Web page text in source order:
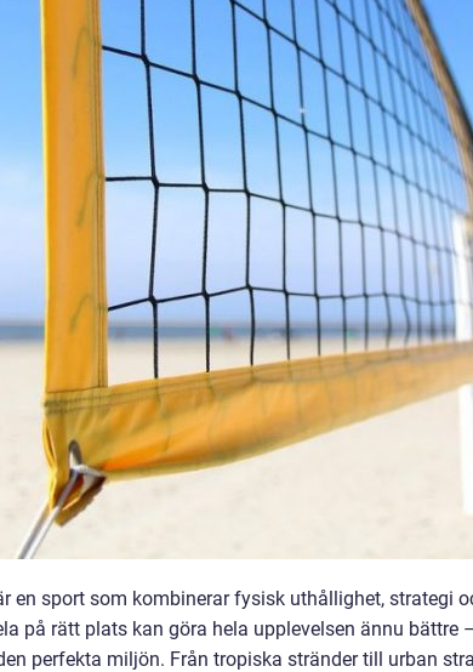
en sport som kombinerar fysisk uthållighet, strategi
på rätt plats kan göra hela upplevelsen ännu bättre
perfekta miljön. Från tropiska stränder till urban